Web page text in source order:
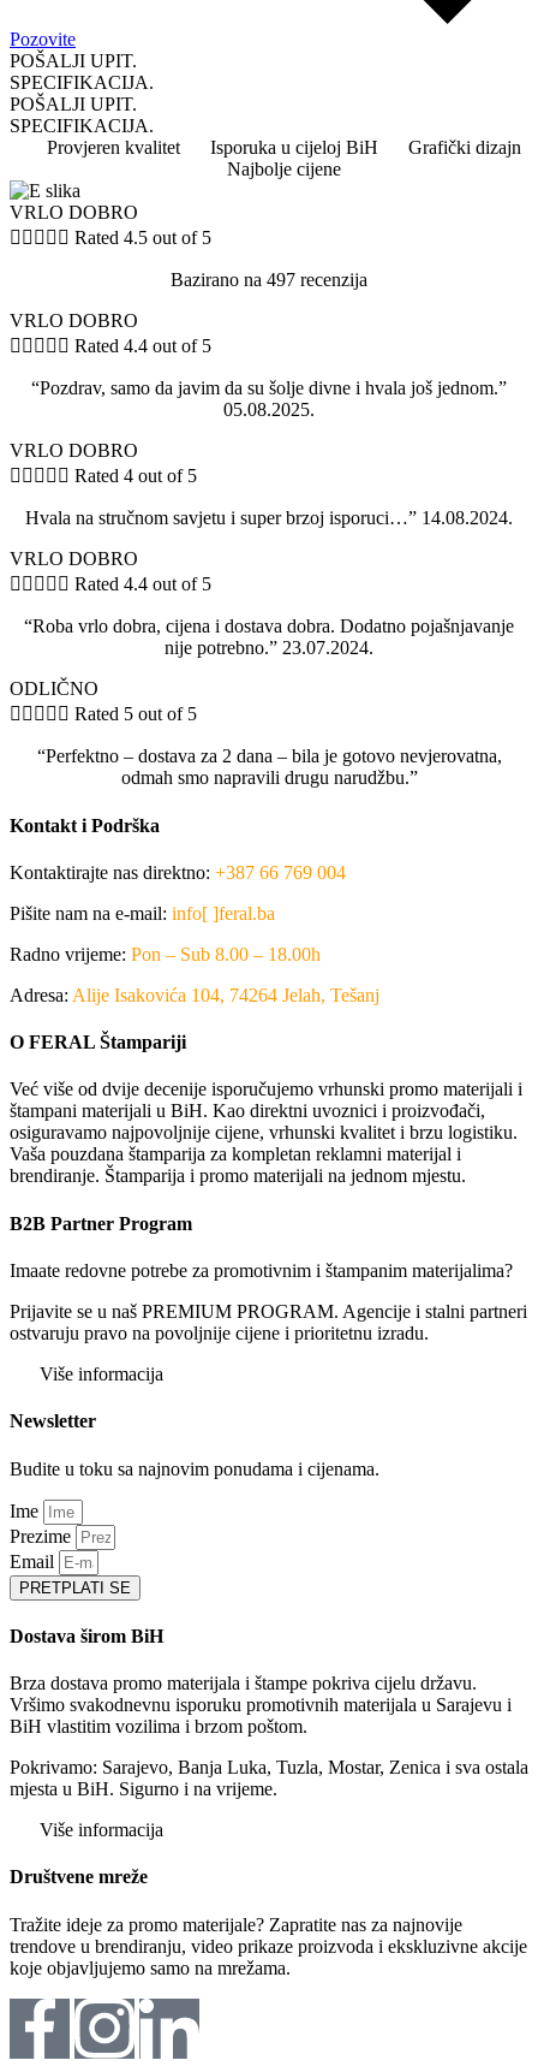
Pozovite
POŠALJI UPIT.
SPECIFIKACIJA.
POŠALJI UPIT.
SPECIFIKACIJA.
Provjeren kvalitet
Isporuka u cijeloj BiH
Grafički dizajn
Najbolje cijene
VRLO DOBRO
     Rated 4.5 out of 5
Bazirano na 497 recenzija
VRLO DOBRO
     Rated 4.4 out of 5
“Pozdrav, samo da javim da su šolje divne i hvala još jednom.”
05.08.2025.
VRLO DOBRO
     Rated 4 out of 5
Hvala na stručnom savjetu i super brzoj isporuci…” 14.08.2024.
VRLO DOBRO
     Rated 4.4 out of 5
“Roba vrlo dobra, cijena i dostava dobra. Dodatno pojašnjavanje
nije potrebno.” 23.07.2024.
ODLIČNO
     Rated 5 out of 5
“Perfektno – dostava za 2 dana – bila je gotovo nevjerovatna,
odmah smo napravili drugu narudžbu.”
Kontakt i Podrška
Kontaktirajte nas direktno: +387 66 769 004
Pišite nam na e-mail: info[ ]feral.ba
Radno vrijeme: Pon – Sub 8.00 – 18.00h
Adresa: Alije Isakovića 104, 74264 Jelah, Tešanj
O FERAL Štampariji
Već više od dvije decenije isporučujemo vrhunski promo materijali i
štampani materijali u BiH. Kao direktni uvoznici i proizvođači,
osiguravamo najpovoljnije cijene, vrhunski kvalitet i brzu logistiku.
Vaša pouzdana štamparija za kompletan reklamni materijal i
brendiranje. Štamparija i promo materijali na jednom mjestu.
B2B Partner Program
Imaate redovne potrebe za promotivnim i štampanim materijalima?
Prijavite se u naš PREMIUM PROGRAM. Agencije i stalni partneri
ostvaruju pravo na povoljnije cijene i prioritetnu izradu.
Više informacija
Newsletter
Budite u toku sa najnovim ponudama i cijenama.
Ime
Prezime
Email
PRETPLATI SE
Dostava širom BiH
Brza dostava promo materijala i štampe pokriva cijelu državu.
Vršimo svakodnevnu isporuku promotivnih materijala u Sarajevu i
BiH vlastitim vozilima i brzom poštom.
Pokrivamo: Sarajevo, Banja Luka, Tuzla, Mostar, Zenica i sva ostala
mjesta u BiH. Sigurno i na vrijeme.
Više informacija
Društvene mreže
Tražite ideje za promo materijale? Zapratite nas za najnovije
trendove u brendiranju, video prikaze proizvoda i ekskluzivne akcije
koje objavljujemo samo na mrežama.